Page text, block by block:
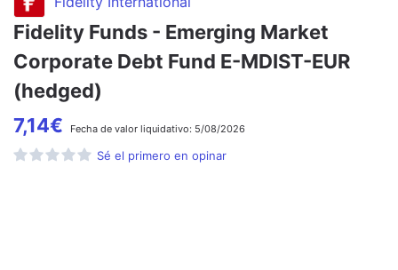
Fidelity Funds - Emerging Market
Corporate Debt Fund E-MDIST-EUR
(hedged)
7,14€ Fecha de valor liquidativo: 5/08/2026
Sé el primero en opinar